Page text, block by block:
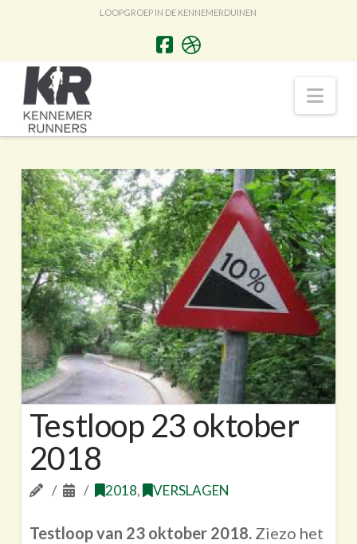
LOOPGROEP IN DE KENNEMERDUINEN
Testloop 23 oktober
2018
2018, VERSLAGEN
Testloop van 23 oktober 2018. Ziezo het